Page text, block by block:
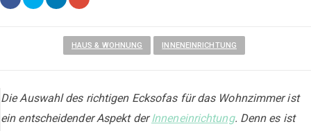
HAUS & WOHNUNG INNENEINRICHTUNG
Die Auswahl des richtigen Ecksofas für das Wohnzimmer ist
ein entscheidender Aspekt derInneneinrichtung. Denn es ist